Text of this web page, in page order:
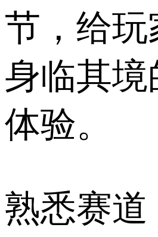
节，给玩
身临其境
体验。
熟悉赛道